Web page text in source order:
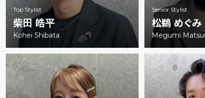
Top Stylist
柴田 皓平
Kohei Shibata
Senior Stylist
松鵜 めぐみ
Megumi